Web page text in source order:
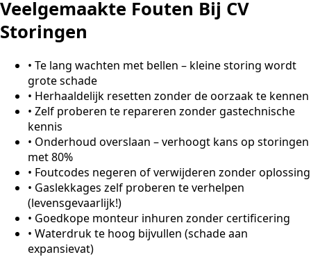
Veelgemaakte Fouten Bij CV
Storingen
• Te lang wachten met bellen – kleine storing wordt
grote schade
• Herhaaldelijk resetten zonder de oorzaak te kennen
• Zelf proberen te repareren zonder gastechnische
kennis
• Onderhoud overslaan – verhoogt kans op storingen
met 80%
• Foutcodes negeren of verwijderen zonder oplossing
• Gaslekkages zelf proberen te verhelpen
(levensgevaarlijk!)
• Goedkope monteur inhuren zonder certificering
• Waterdruk te hoog bijvullen (schade aan
expansievat)